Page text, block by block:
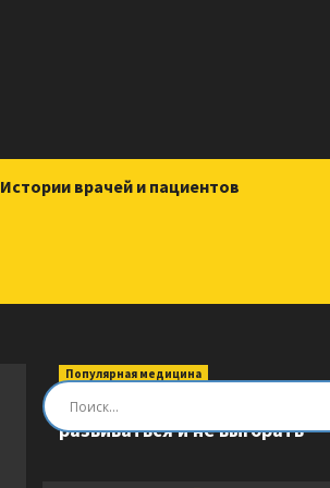
Истории врачей и пациентов
Популярная медицина
Быть врачом. Как помогать,
развиваться и не выгорать